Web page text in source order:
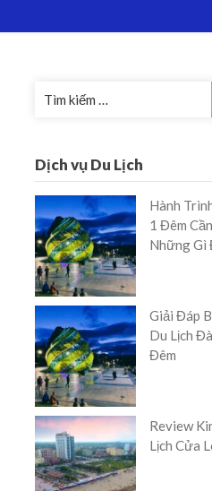
kiếm
Dịch vụ Du Lịch
Hành
1 Đêm
Những Gì
Giải Đáp
Du Lịch
Đêm
Review
Lịch Cửa